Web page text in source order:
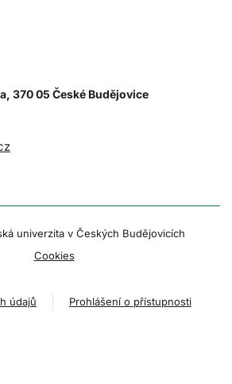
370 05 České Budějovice
univerzita v Českých Budějovicích
Cookies
údajů Prohlášení o přístupnosti